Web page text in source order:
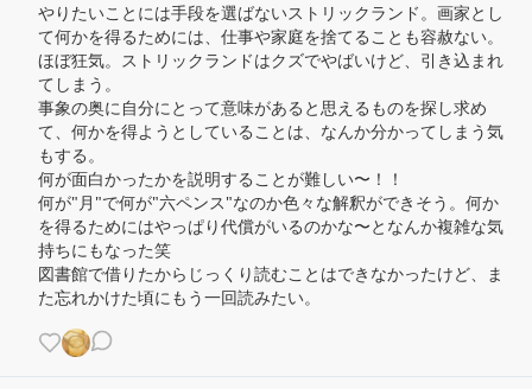
やりたいことには手段を選ばないストリックランド。画家とし
て何かを得るためには、仕事や家庭を捨てることも容赦ない。
ほぼ狂気。ストリックランドはクズでやばいけど、引き込まれ
てしまう。
事象の奥に自分にとって意味があると思えるものを探し求め
て、何かを得ようとしていることは、なんか分かってしまう気
もする。
何が面白かったかを説明することが難しい〜！！
何が"月"で何が"六ペンス"なのか色々な解釈ができそう。何か
を得るためにはやっぱり代償がいるのかな〜となんか複雑な気
持ちにもなった笑
図書館で借りたからじっくり読むことはできなかったけど、ま
た忘れかけた頃にもう一回読みたい。